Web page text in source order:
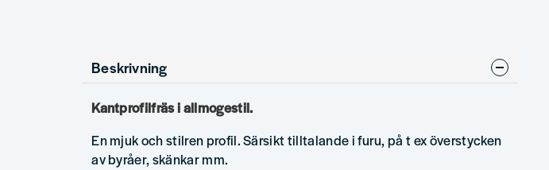
Beskrivning
Kantprofilfräs i allmogestil.
En mjuk och stilren profil. Särsikt tilltalande i furu, på t ex överstycken
av byråer, skänkar mm.